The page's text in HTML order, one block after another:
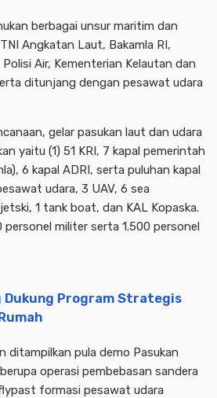
berbagai unsur maritim dan
Angkatan Laut, Bakamla RI,
Polisi Air, Kementerian Kelautan dan
ditunjang dengan pesawat udara
gelar pasukan laut dan udara
yaitu (1) 51 KRI, 7 kapal pemerintah
6 kapal ADRI, serta puluhan kapal
udara, 3 UAV, 6 sea
1 tank boat, dan KAL Kopaska.
personel militer serta 1.500 personel
Dukung Program Strategis
ditampilkan pula demo Pasukan
operasi pembebasan sandera
formasi pesawat udara